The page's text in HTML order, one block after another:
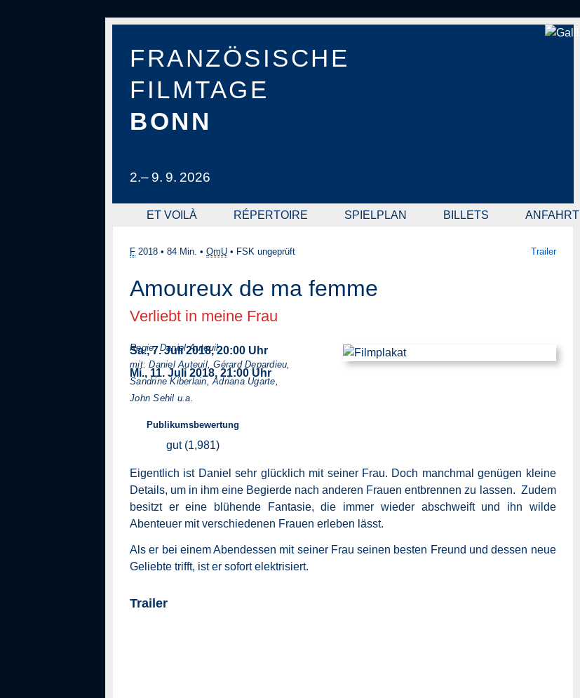
FRANZÖSISCHE
FILMTAGE
BONN
2.– 9. 9. 2026
ET VOILÀ RÉPERTOIRE SPIELPLAN BILLETS ANFAHRT
F 2018 • 84 Min. • OmU • FSK ungeprüft Trailer
Amoureux de ma femme
Verliebt in meine Frau
Sa., 7. Juli 2018, 20:00 Uhr
Mi., 11. Juli 2018, 21:00 Uhr
Publikumsbewertung
gut (1,981)
Regie: Daniel Auteuil
mit: Daniel Auteuil, Gérard Depardieu,
Sandrine Kiberlain, Adriana Ugarte,
John Sehil u.a.
Synopsis
Eigentlich ist Daniel sehr glücklich mit seiner Frau. Doch manchmal genügen kleine
Details, um in ihm eine Begierde nach anderen Frauen entbrennen zu lassen. Zudem
besitzt er eine blühende Fantasie, die immer wieder abschweift und ihn wilde
Abenteuer mit verschiedenen Frauen erleben lässt.
Als er bei einem Abendessen mit seiner Frau seinen besten Freund und dessen neue
Geliebte trifft, ist er sofort elektrisiert.
Trailer